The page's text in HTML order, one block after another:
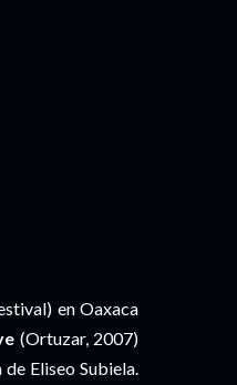
en Oaxaca
(Ortuzar, 2007)
Eliseo Subiela.